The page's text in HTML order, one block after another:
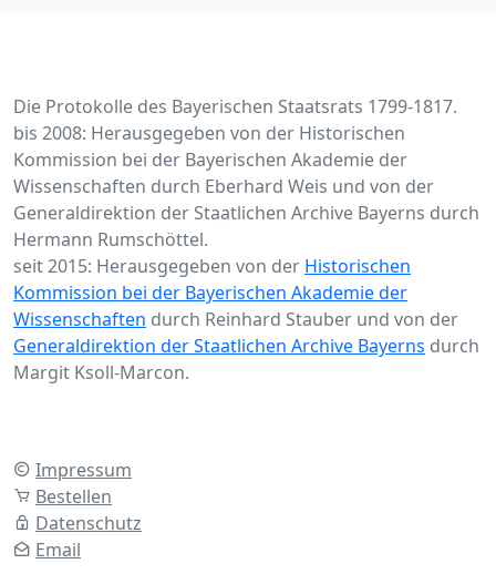
Die Protokolle des Bayerischen Staatsrats 1799-1817.
bis 2008: Herausgegeben von der Historischen
Kommission bei der Bayerischen Akademie der
Wissenschaften durch Eberhard Weis und von der
Generaldirektion der Staatlichen Archive Bayerns durch
Hermann Rumschöttel.
seit 2015: Herausgegeben von der Historischen
Kommission bei der Bayerischen Akademie der
Wissenschaften durch Reinhard Stauber und von der
Generaldirektion der Staatlichen Archive Bayerns durch
Margit Ksoll-Marcon.
Impressum
Bestellen
Datenschutz
Email